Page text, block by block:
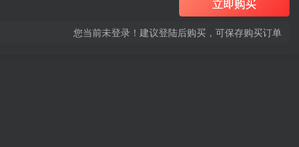
立即购买
您当前未登录！建议登陆后购买，可保存购买订单